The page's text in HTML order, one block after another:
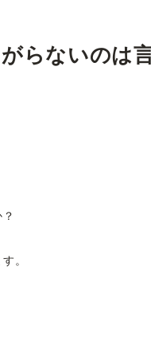
らないのは
。